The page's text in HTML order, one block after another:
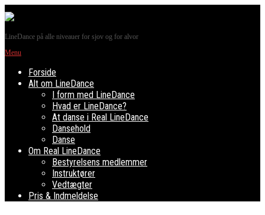
LineDance på alle niveauer for sjov og for alvor
Menu
Forside
Alt om LineDance
I form med LineDance
Hvad er LineDance?
At danse i Real LineDance
Dansehold
Danse
Om Real LineDance
Bestyrelsens medlemmer
Instruktører
Vedtægter
Pris & Indmeldelse